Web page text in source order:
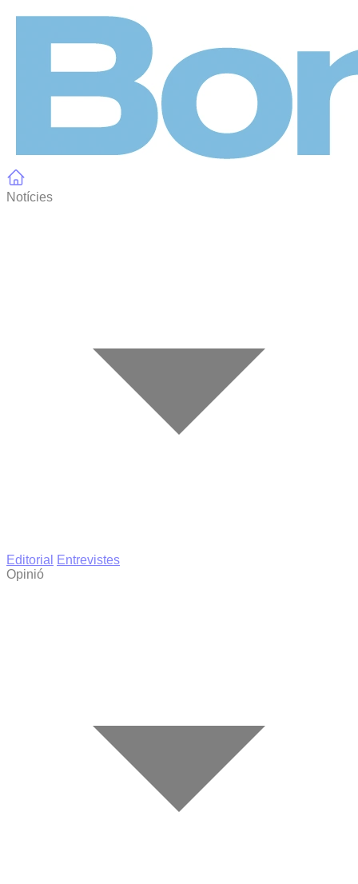
Notícies
Editorial
Entrevistes
Opinió